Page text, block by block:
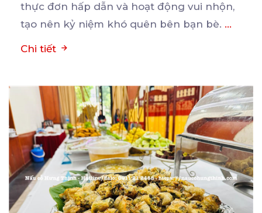
thực đơn hấp dẫn và hoạt động vui nhộn,
tạo nên kỷ niệm khó quên bên bạn bè. ...
Chi tiết